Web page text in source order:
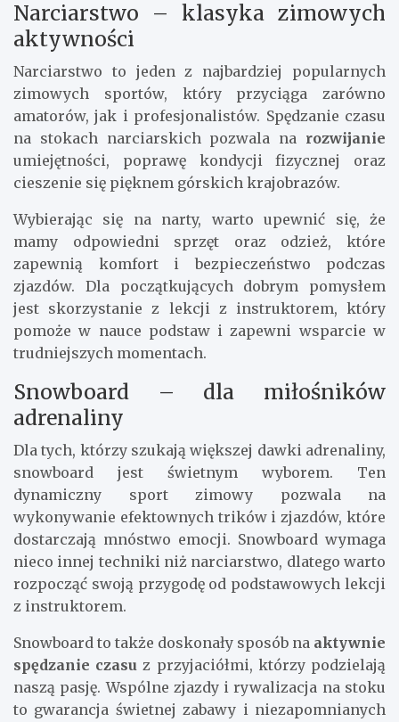
Narciarstwo – klasyka zimowych
aktywności
Narciarstwo to jeden z najbardziej popularnych
zimowych sportów, który przyciąga zarówno
amatorów, jak i profesjonalistów. Spędzanie czasu
na stokach narciarskich pozwala na rozwijanie
umiejętności, poprawę kondycji fizycznej oraz
cieszenie się pięknem górskich krajobrazów.
Wybierając się na narty, warto upewnić się, że
mamy odpowiedni sprzęt oraz odzież, które
zapewnią komfort i bezpieczeństwo podczas
zjazdów. Dla początkujących dobrym pomysłem
jest skorzystanie z lekcji z instruktorem, który
pomoże w nauce podstaw i zapewni wsparcie w
trudniejszych momentach.
Snowboard – dla miłośników
adrenaliny
Dla tych, którzy szukają większej dawki adrenaliny,
snowboard jest świetnym wyborem. Ten
dynamiczny sport zimowy pozwala na
wykonywanie efektownych trików i zjazdów, które
dostarczają mnóstwo emocji. Snowboard wymaga
nieco innej techniki niż narciarstwo, dlatego warto
rozpocząć swoją przygodę od podstawowych lekcji
z instruktorem.
Snowboard to także doskonały sposób na aktywnie
spędzanie czasu z przyjaciółmi, którzy podzielają
naszą pasję. Wspólne zjazdy i rywalizacja na stoku
to gwarancja świetnej zabawy i niezapomnianych